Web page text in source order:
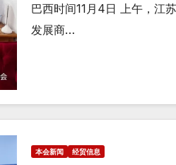
巴西时间11月4日 上午，江
发展商…
本会新闻 经贸信息